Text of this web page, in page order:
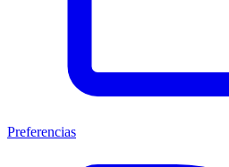
Preferencias